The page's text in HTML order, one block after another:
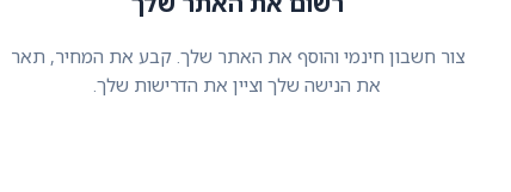
צור חשבון חינמי והוסף את האתר שלך. קבע את המחיר, תאר
את הנישה שלך וציין את הדרישות שלך.